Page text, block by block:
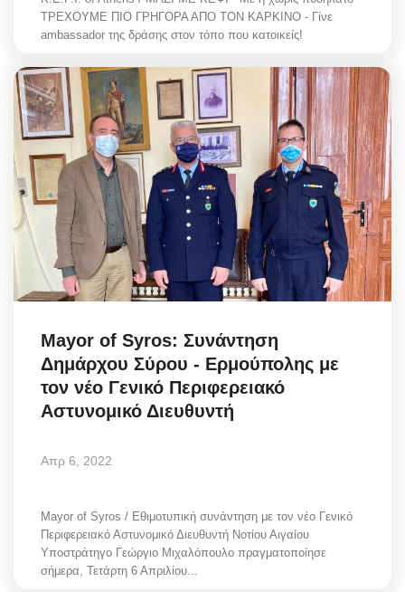
ΤΡΕΧΟΥΜΕ ΠΙΟ ΓΡΗΓΟΡΑ ΑΠΟ ΤΟΝ ΚΑΡΚΙΝΟ - Γίνε
ambassador της δράσης στον τόπο που κατοικείς!
Mayor of Syros: Συνάντηση
Δημάρχου Σύρου - Ερμούπολης με
τον νέο Γενικό Περιφερειακό
Αστυνομικό Διευθυντή
Απρ 6, 2022
Mayor of Syros / Εθιμοτυπική συνάντηση με τον νέο Γενικό
Περιφερειακό Αστυνομικό Διευθυντή Νοτίου Αιγαίου
Υποστράτηγο Γεώργιο Μιχαλόπουλο πραγματοποίησε
σήμερα, Τετάρτη 6 Απριλίου...